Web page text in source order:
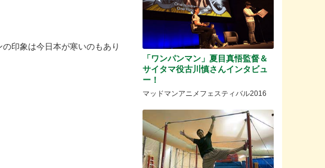
印象は今日本が寒いのもあり
「ワンパンマン」夏目真悟監督＆
サイタマ役古川慎さんインタビュ
ー！
マッドマンアニメフェスティバル2016